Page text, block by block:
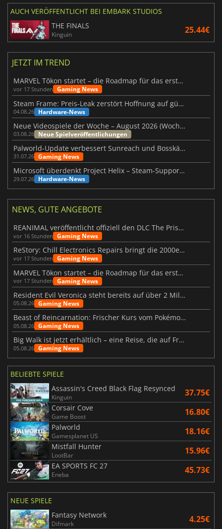
AUCH VERÖFFENTLICHT BEI EMBARK STUDIOS
THE FINALS
Kinguin 25.44€
JETZT IM TREND
MARVEL Tōkon startet – die Roadmap für das erste Jahr wurde vorgestellt
vor 17 Stunden Gaming News
Steam Frame: Preis-Leak zerstört Hoffnung auf günstiges VR-Headset
04.08.26 Hardware-News
Neue Videospiele der Woche – August 2026 (Woche 32)
03.08.26 Neue Spielveröffentlichungen
Palworld-Update verbessert Sunreach und Bosskämpfe deutlich
31.07.26 Gaming News
Microsoft überdenkt Project Helix – Steam-Support gefährdet
29.07.26 Hardware-News
NEWS, GUTE ANGEBOTE
REANIMAL veröffentlicht offiziell den DLC The Prisoner
vor 16 Stunden Gaming News
ReStory: Chill Electronics Repairs bringt die 2000er zurück
vor 17 Stunden Gaming News
MARVEL Tōkon startet – die Roadmap für das erste Jahr wurde vorgestellt
vor 17 Stunden Gaming News
Resident Evil Veronica steht bereits auf über 2 Millionen Wunschlisten
05.08.26 Gaming News
Beast of Reincarnation: Frischer Kurs vom Pokémon-Studio
05.08.26 Gaming News
Big Walk ist jetzt erhältlich – eine Reise, die auf Freundschaft basiert
05.08.26 Gaming News
BELIEBTE SPIELE
Assassin's Creed Black Flag Resynced
Kinguin 37.75€
Corsair Cove
Game Boost 16.80€
Palworld
Gamesplanet US 18.16€
Mistfall Hunter
LootBar 15.96€
EA SPORTS FC 27
Eneba 45.73€
NEUE SPIELE
Fantasy Network
Difmark 4.25€